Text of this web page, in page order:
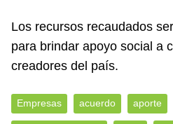
Los recursos recaudados
para brindar apoyo social a
creadores del país.
Empresas acuerdo aporte